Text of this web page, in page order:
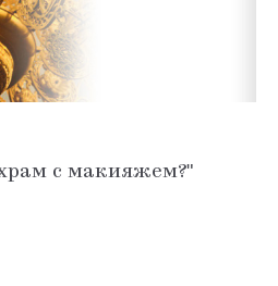
с макияжем?"